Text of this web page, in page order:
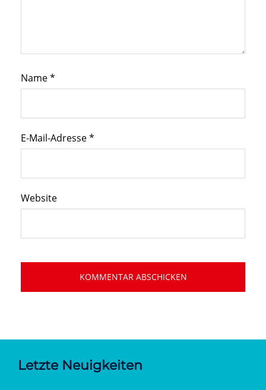
Name*
E-Mail-Adresse*
Website
Letzte Neuigkeiten